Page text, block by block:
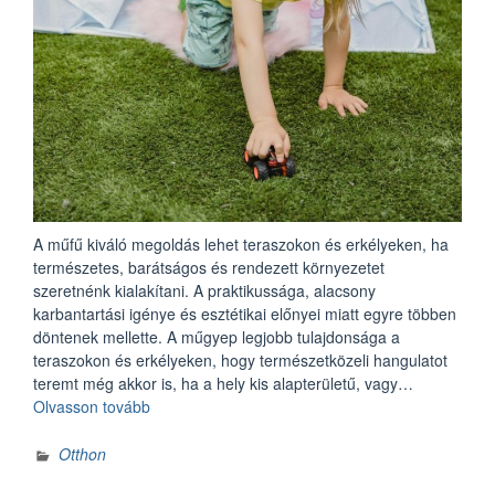
A műfű kiváló megoldás lehet teraszokon és erkélyeken, ha
természetes, barátságos és rendezett környezetet
szeretnénk kialakítani. A praktikussága, alacsony
karbantartási igénye és esztétikai előnyei miatt egyre többen
döntenek mellette. A műgyep legjobb tulajdonsága a
teraszokon és erkélyeken, hogy természetközeli hangulatot
teremt még akkor is, ha a hely kis alapterületű, vagy…
Olvasson tovább„Műfű
Otthon